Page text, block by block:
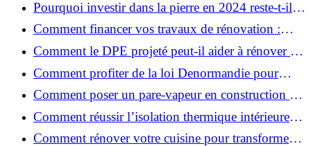
Pourquoi investir dans la pierre en 2024 reste-t-il
un choix sûr ?
Comment financer vos travaux de rénovation :
aides, prêts et solutions pratiques ?
Comment le DPE projeté peut-il aider à rénover et
valoriser votre bien ?
Comment profiter de la loi Denormandie pour
investir dans l'ancien et défiscaliser ?
Comment poser un pare-vapeur en construction et
rénovation : rôle et erreurs à éviter?
Comment réussir l’isolation thermique intérieure
pour une maison économe en énergie ?
Comment rénover votre cuisine pour transformer